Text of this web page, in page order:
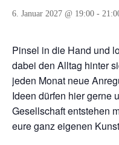
6. Januar 2027 @ 19:00 -
Pinsel in die Hand und
dabei den Alltag hinter
jeden Monat neue
Ideen dürfen hier gerne
Gesellschaft entstehen
eure ganz eigenen